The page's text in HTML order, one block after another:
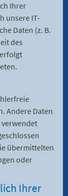
Ihrer
unsere IT-
Daten (z. B.
des
Andere Daten
übermittelten
oder
Ihrer